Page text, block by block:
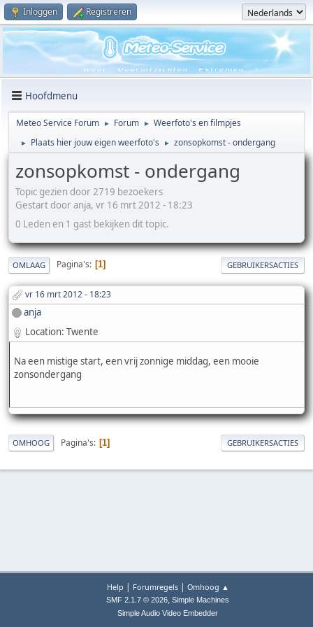
Inloggen Registreren
Hoofdmenu
Meteo Service Forum ► Forum ► Weerfoto's en filmpjes
► Plaats hier jouw eigen weerfoto's ► zonsopkomst - ondergang
zonsopkomst - ondergang
Topic gezien door 2719 bezoekers
Gestart door anja, vr 16 mrt 2012 - 18:23
0 Leden en 1 gast bekijken dit topic.
OMLAAG Pagina's 1 GEBRUIKERSACTIES
vr 16 mrt 2012 - 18:23
anja
Location: Twente
Na een mistige start, een vrij zonnige middag, een mooie
zonsondergang
OMHOOG Pagina's 1 GEBRUIKERSACTIES
Help | Forumregels| Omhoog ▲
SMF 2.1.7 © 2026, Simple Machines
Simple Audio Video Embedder